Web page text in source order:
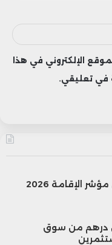
لفترة
استحقاق
ما يهدف إلى
وتعزيز استقرار
الإلكتروني في هذا
في تعليقي.
المغرب في المرتبة 106 عالمياً في مؤشر الإقامة 2026
تعبئ 800 مليون درهم من سوق